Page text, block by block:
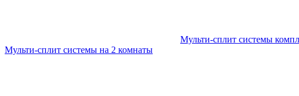
Мульти-сплит системы
Мульти-сплит системы на 2 комнаты